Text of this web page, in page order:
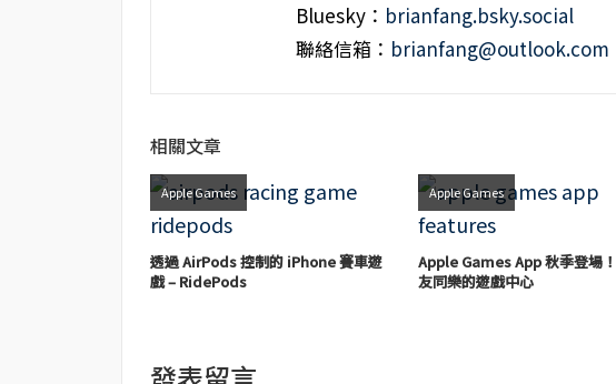
Bluesky： brianfang.bsky.social
聯絡信箱： brianfang@outlook.com
相關文章
Apple Games
透過 AirPods 控制的 iPhone 賽車遊
戲 – RidePods
Apple Games
Apple Games App 秋季登場
友同樂的遊戲中心